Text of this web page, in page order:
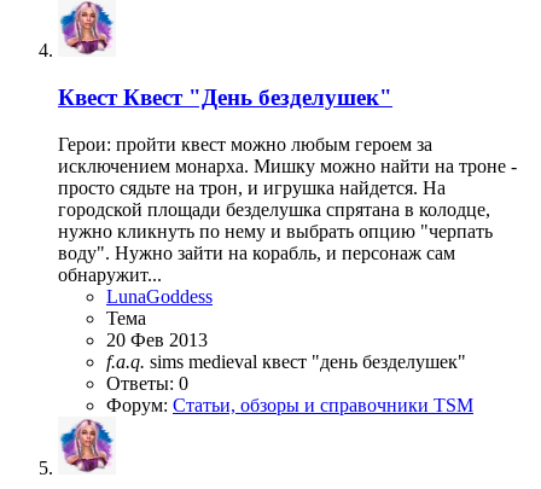
Квест Квест "День безделушек"
Герои: пройти квест можно любым героем за
исключением монарха. Мишку можно найти на троне -
просто сядьте на трон, и игрушка найдется. На
городской площади безделушка спрятана в колодце,
нужно кликнуть по нему и выбрать опцию "черпать
воду". Нужно зайти на корабль, и персонаж сам
обнаружит...
LunaGoddess
Тема
20 Фев 2013
f.a.q. sims medieval квест "день безделушек"
Ответы: 0
Форум: Статьи, обзоры и справочники TSM